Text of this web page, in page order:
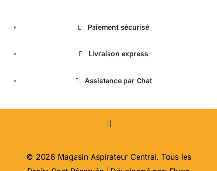
Paiement sécurisé
Livraison express
Assistance par Chat
Menu
© 2026 Magasin Aspirateur Central. Tous les